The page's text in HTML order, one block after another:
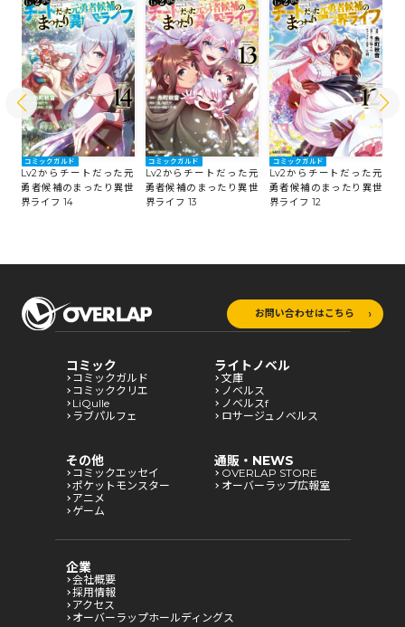
コミックガルド
Lv2からチートだった元
勇者候補のまったり異世
界ライフ 14
コミックガルド
Lv2からチートだった元
勇者候補のまったり異世
界ライフ 13
コミックガルド
Lv2からチートだった元
勇者候補のまったり異世
界ライフ 12
お問い合わせはこちら
コミック
コミックガルド
コミッククリエ
LiQulle
ラブパルフェ
ライトノベル
文庫
ノベルス
ノベルスf
ロサージュノベルス
その他
コミックエッセイ
ポケットモンスター
アニメ
ゲーム
通販・NEWS
OVERLAP STORE
オーバーラップ広報室
企業
会社概要
採用情報
アクセス
オーバーラップホールディングス